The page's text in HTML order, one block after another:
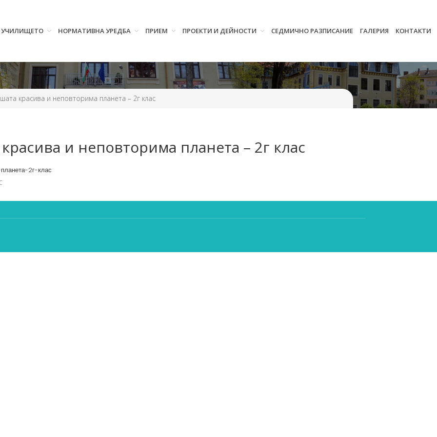
Начало
Нормативна уредба
Прием
Проекти и дейности
УЧИЛИЩЕТО НОРМАТИВНА УРЕДБА ПРИЕМ ПРОЕКТИ И ДЕЙНОСТИ СЕДМИЧНО РАЗПИСАНИЕ ГАЛЕРИЯ КОНТАКТИ
красива и неповторима планета – 2г клас
и неповторима планета – 2г клас
2г-клас